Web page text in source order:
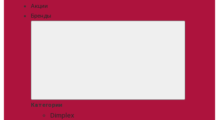
Акции
Бренды
Категории
Dimplex